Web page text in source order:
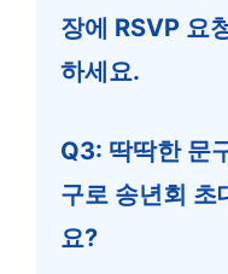
장에 RSVP 요
하세요.
Q3: 딱딱한 문
구로 송년회 초
요?